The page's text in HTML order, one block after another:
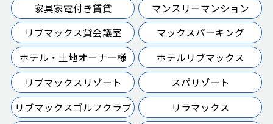
家具家電付き賃貸
マンスリーマンション
リブマックス貸会議室
マックスパーキング
ホテル・土地オーナー様
ホテルリブマックス
リブマックスリゾート
スパリゾート
リブマックスゴルフクラブ
リラマックス